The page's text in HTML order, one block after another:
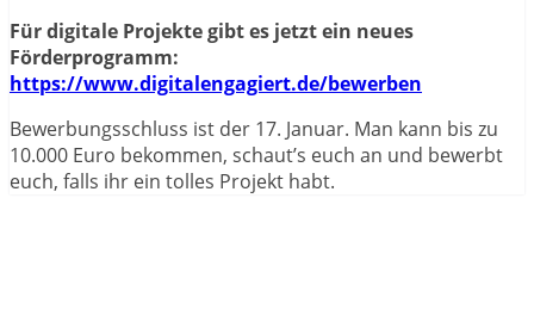
Für digitale Projekte gibt es jetzt ein neues
Förderprogramm:
https://www.digitalengagiert.de/bewerben
Bewerbungsschluss ist der 17. Januar. Man kann bis zu
10.000 Euro bekommen, schaut’s euch an und bewerbt
euch, falls ihr ein tolles Projekt habt.